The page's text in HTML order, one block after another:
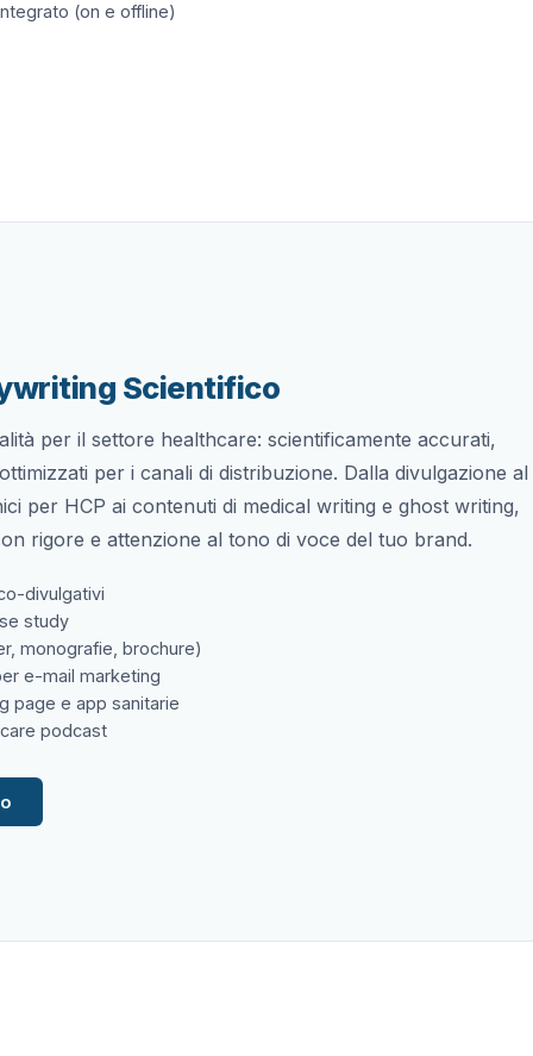
(on e offline)
Scientifico
per il settore healthcare: scientificamente accurati,
per i canali di distribuzione. Dalla divulgazione al
per HCP ai contenuti di medical writing e ghost writing,
rigore e attenzione al tono di voce del tuo brand.
divulgativi
study
monografie, brochure)
e-mail marketing
page e app sanitarie
podcast